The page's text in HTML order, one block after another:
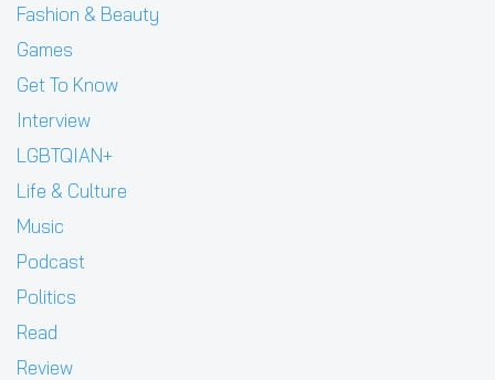
Fashion & Beauty
Games
Get To Know
Interview
LGBTQIAN+
Life & Culture
Music
Podcast
Politics
Read
Review